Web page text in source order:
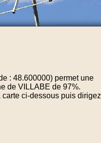
: 48.600000) permet une
de VILLABE de 97%.
ci-dessous puis dirigez